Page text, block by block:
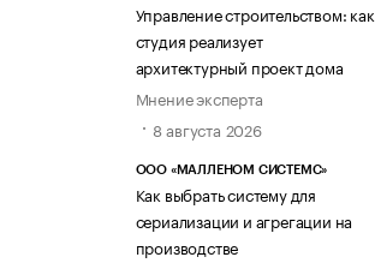
Управление строительством: как
студия реализует
архитектурный проект дома
Мнение эксперта
8 августа 2026
ООО «МАЛЛЕНОМ СИСТЕМС»
Как выбрать систему для
сериализации и агрегации на
производстве